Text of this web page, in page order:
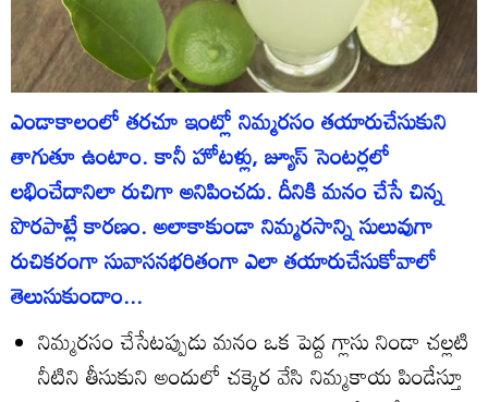
ఎండాకాలంలో తరచూ ఇంట్లో నిమ్మరసం తయారుచేసుకుని
తాగుతూ ఉంటాం. కానీ హోటళ్లు, జ్యూస్‌ సెంటర్లలో
లభించేదానిలా రుచిగా అనిపించదు. దీనికి మనం చేసే చిన్న
పొరపాట్లే కారణం. అలాకాకుండా నిమ్మరసాన్ని సులువుగా
రుచికరంగా సువాసనభరితంగా ఎలా తయారుచేసుకోవాలో
తెలుసుకుందాం...
నిమ్మరసం చేసేటప్పుడు మనం ఒక పెద్ద గ్లాసు నిండా చల్లటి
నీటిని తీసుకుని అందులో చక్కెర వేసి నిమ్మకాయ పిండేస్తూ